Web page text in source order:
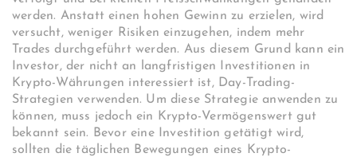
werden. Anstatt einen hohen Gewinn zu erzielen, wird
versucht, weniger Risiken einzugehen, indem mehr
Trades durchgeführt werden. Aus diesem Grund kann ein
Investor, der nicht an langfristigen Investitionen in
Krypto-Währungen interessiert ist, Day-Trading-
Strategien verwenden. Um diese Strategie anwenden zu
können, muss jedoch ein Krypto-Vermögenswert gut
bekannt sein. Bevor eine Investition getätigt wird,
sollten die täglichen Bewegungen eines Krypto-